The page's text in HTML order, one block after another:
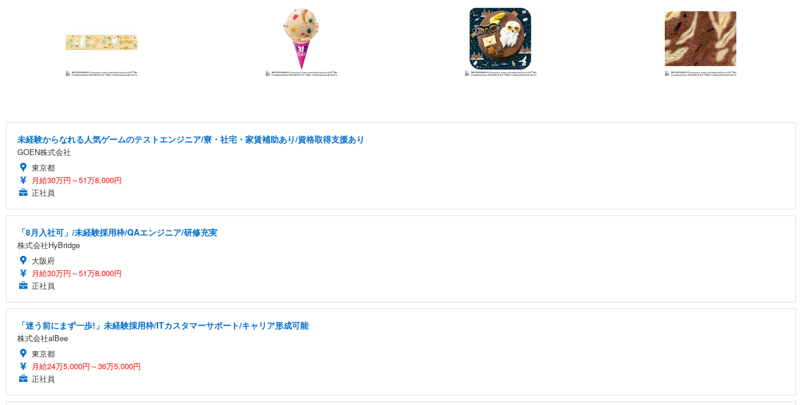
未経験からなれる人気ゲームのテストエンジニア/寮・社宅・家賃補助あり/資格取得支援あり
GOEN株式会社
東京都
月給30万円～51万8,000円
正社員
「8月入社可」/未経験採用枠/QAエンジニア/研修充実
株式会社HyBridge
大阪府
月給30万円～51万8,000円
正社員
「迷う前にまず一歩!」未経験採用枠/ITカスタマーサポート/キャリア形成可能
株式会社alBee
東京都
月給24万5,000円～36万5,000円
正社員